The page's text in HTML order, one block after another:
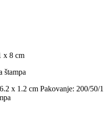
x 8 cm
štampa
x 1.2 cm Pakovanje: 200/50/1